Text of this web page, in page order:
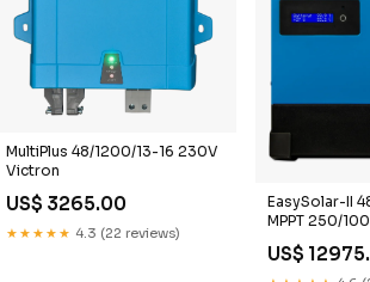
MultiPlus 48/1200/13-16 230V
Victron
US$ 3265.00
★★★★★ 4.3 (22 reviews)
EasySolar-II
MPPT 250/
US$